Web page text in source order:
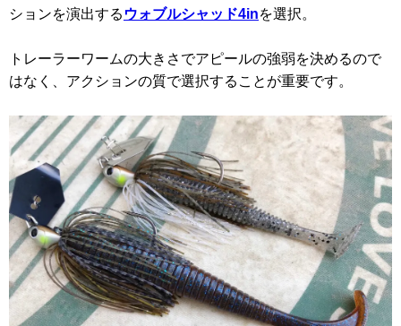
ションを演出する ウォブルシャッド4inを選択。
トレーラーワームの大きさでアピールの強弱を決めるので
はなく、アクションの質で選択することが重要です。